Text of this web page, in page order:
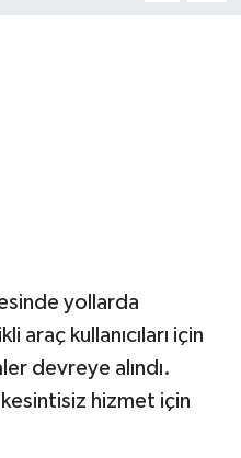
yollarda
araç kullanıcıları için
devreye alındı.
hizmet için